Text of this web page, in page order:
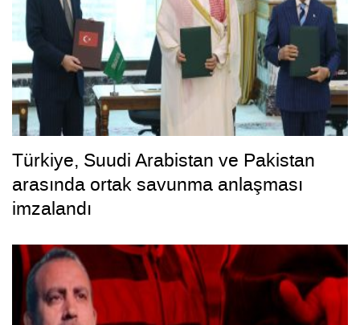
Türkiye, Suudi Arabistan ve Pakistan
arasında ortak savunma anlaşması
imzalandı